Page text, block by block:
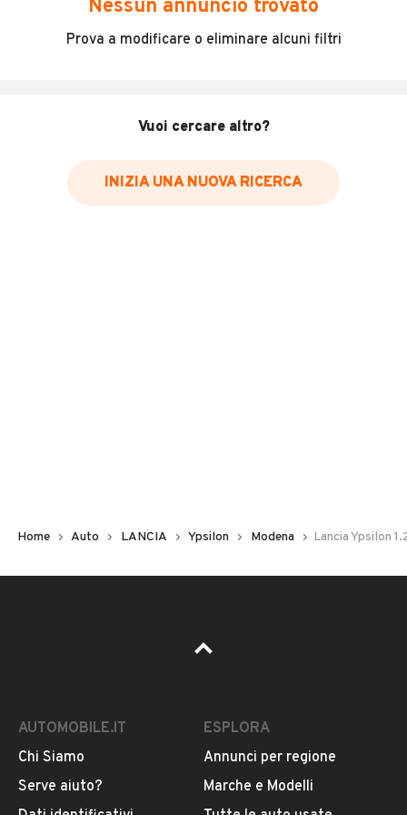
Incidenti in cui è stato coinvolto il veicolo
Data e luogo delle revisioni effettuate
Inserisci il numero di targa per verificare la disponibilità
Pubblicità
Nessun annuncio trovato
Prova a modificare o eliminare alcuni filtri
Vuoi cercare altro?
INIZIA UNA NUOVA RICERCA
Home Auto LANCIA Ypsilon Modena Lancia Ypsilon
AUTOMOBILE.IT
Chi Siamo
Serve aiuto?
ESPLORA
Annunci per regione
Marche e Modelli